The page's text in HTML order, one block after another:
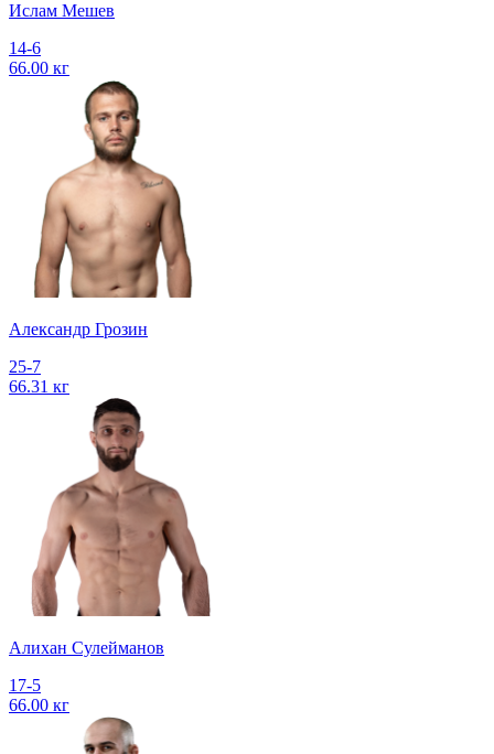
Ислам Мешев
14-6
66.00 кг
Александр Грозин
25-7
66.31 кг
Алихан Сулейманов
17-5
66.00 кг